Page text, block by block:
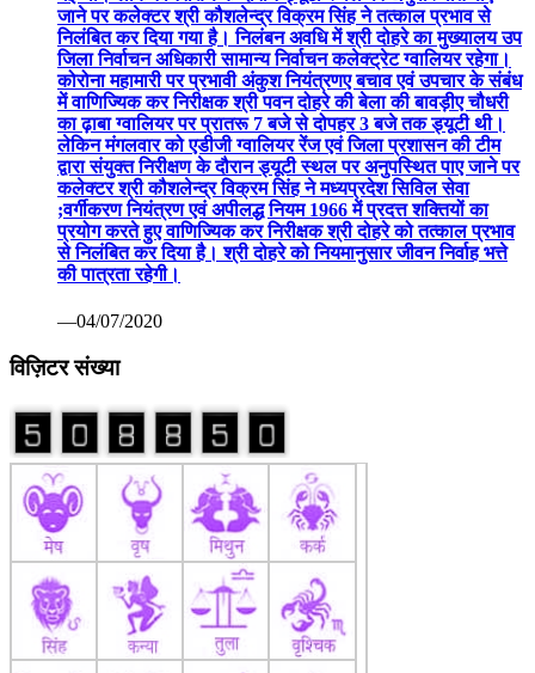
जाने पर कलेक्टर श्री कौशलेन्द्र विक्रम सिंह ने तत्काल प्रभाव से
निलंबित कर दिया गया है। निलंबन अवधि में श्री दोहरे का मुख्यालय उप
जिला निर्वाचन अधिकारी सामान्य निर्वाचन कलेक्ट्रेट ग्वालियर रहेगा।
कोरोना महामारी पर प्रभावी अंकुश नियंत्रणए बचाव एवं उपचार के संबंध
में वाणिज्यिक कर निरीक्षक श्री पवन दोहरे की बेला की बावड़ीए चौधरी
का ढ़ाबा ग्वालियर पर प्रातरू 7 बजे से दोपहर 3 बजे तक ड्यूटी थी।
लेकिन मंगलवार को एडीजी ग्वालियर रेंज एवं जिला प्रशासन की टीम
द्वारा संयुक्त निरीक्षण के दौरान ड्यूटी स्थल पर अनुपस्थित पाए जाने पर
कलेक्टर श्री कौशलेन्द्र विक्रम सिंह ने मध्यप्रदेश सिविल सेवा
;वर्गीकरण नियंत्रण एवं अपीलद्ध नियम 1966 में प्रदत्त शक्तियों का
प्रयोग करते हुए वाणिज्यिक कर निरीक्षक श्री दोहरे को तत्काल प्रभाव
से निलंबित कर दिया है। श्री दोहरे को नियमानुसार जीवन निर्वाह भत्ते
की पात्रता रहेगी।
—04/07/2020
विज़िटर संख्या